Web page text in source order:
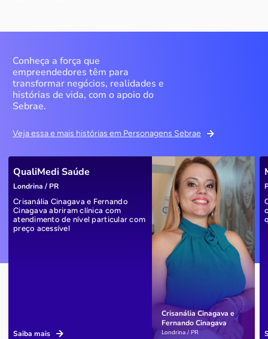
Conheça a força que
empreendedores têm para
transformar negócios, realidades e
histórias de vida, com o apoio do
Sebrae.
Veja essa e mais histórias em Personagens Sebrae
Crisanália Cinagava e
Fernando Cinagava
Londrina / PR
QualiMedi Saúde
Londrina / PR
Crisanália Cinagava e Fernando
Cinagava abriram clínica com
atendimento de nível particular com
preço acessível
Saiba mais